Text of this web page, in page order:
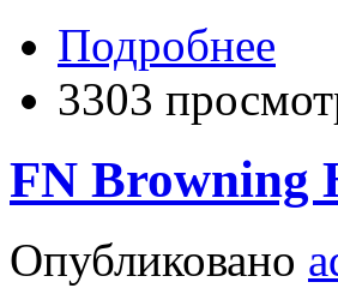
Подробнее
3303
FN Browning
Опубликовано